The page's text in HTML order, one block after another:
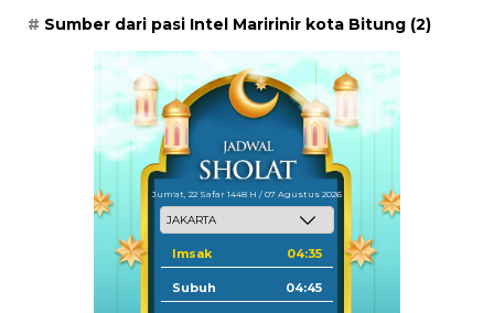
Sumber dari pasi Intel Maririnir kota Bitung (2)
Jum'at, 22 Safar 1448 H / 07 Agustus 2026
Imsak 04:35
Subuh 04:45